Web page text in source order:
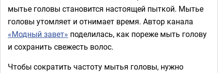
мытье головы становится настоящей пыткой. Мытье
головы утомляет и отнимает время. Автор канала
«Модный завет» поделилась, как пореже мыть голову
и сохранить свежесть волос.
Чтобы сократить частоту мытья головы, нужно